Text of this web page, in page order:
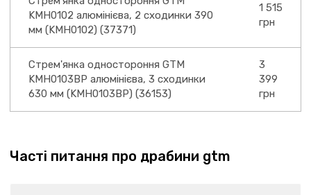
KMH0102 алюмінієва, 2 сходинки 390
мм (KMH0102) (37371)
1 515
грн
Стрем'янка одностороння GTM
KMH0103BP алюмінієва, 3 сходинки
630 мм (KMH0103BP) (36153)
3
399
грн
Часті питання про драбини gtm